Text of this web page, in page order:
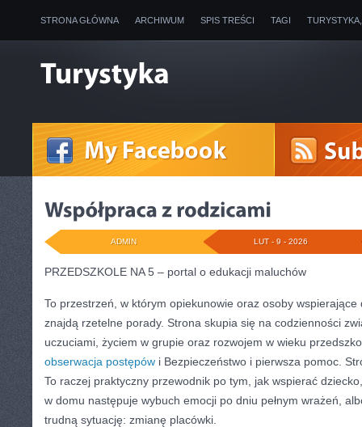
STRONA GŁÓWNA ARCHIWUM SPIS TREŚCI TAGI
LUT - 9 - 2026
ADMIN
PRZEDSZKOLE NA 5 – portal o edukacji maluchów
To przestrzeń, w którym opiekunowie oraz osoby
znajdą rzetelne porady. Strona skupia się na codzienności
uczuciami, życiem w grupie oraz rozwojem w wieku
obserwacja postępów i Bezpieczeństwo i pierwsza pomoc.
To raczej praktyczny przewodnik po tym, jak wspierać
w domu następuje wybuch emocji po dniu pełnym wrażeń,
trudną sytuację: zmianę placówki.